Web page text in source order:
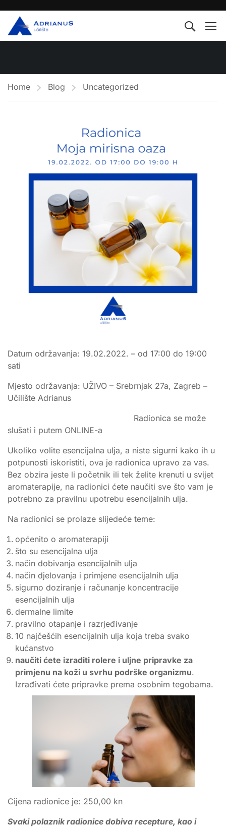
Home Blog Uncategorized
Datum održavanja: 19.02.2022. – od 17:00 do 19:00
sati
Mjesto održavanja: UŽIVO – Srebrnjak 27a, Zagreb –
Učilište Adrianus
Radionica se može
slušati i putem ONLINE-a
Ukoliko volite esencijalna ulja, a niste sigurni kako ih u
potpunosti iskoristiti, ova je radionica upravo za vas.
Bez obzira jeste li početnik ili tek želite krenuti u svijet
aromaterapije, na radionici ćete naučiti sve što vam je
potrebno za pravilnu upotrebu esencijalnih ulja.
Na radionici se prolaze slijedeće teme:
općenito o aromaterapiji
što su esencijalna ulja
način dobivanja esencijalnih ulja
način djelovanja i primjene esencijalnih ulja
sigurno doziranje i računanje koncentracije
esencijalnih ulja
dermalne limite
pravilno otapanje i razrjeđivanje
10 najčešćih esencijalnih ulja koja treba svako
kućanstvo
naučiti ćete izraditi rolere i uljne pripravke za
primjenu na koži u svrhu podrške organizmu.
Izrađivati ćete pripravke prema osobnim tegobama.
Cijena radionice je: 250,00 kn
Svaki polaznik radionice dobiva recepture, kao i